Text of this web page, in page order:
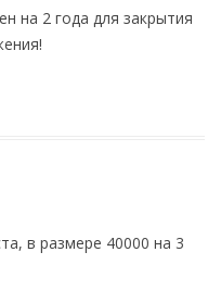
на 2 года для закрытия
в размере 40000 на 3